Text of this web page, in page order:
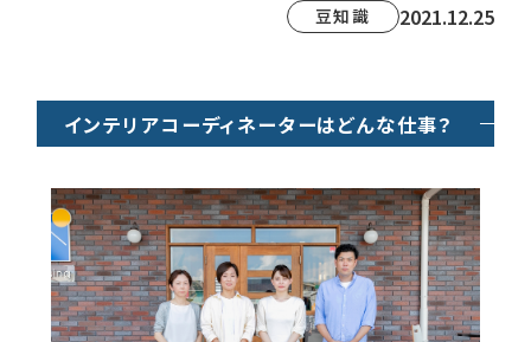
豆知識 2021.12.25
インテリアコーディネーターはどんな仕事？